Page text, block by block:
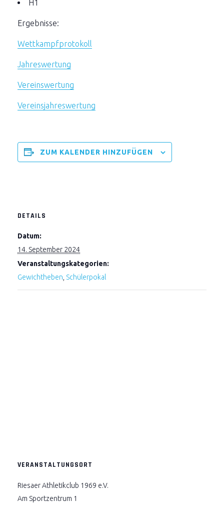
H1
Ergebnisse:
Wettkampfprotokoll
Jahreswertung
Vereinswertung
Vereinsjahreswertung
ZUM KALENDER HINZUFÜGEN
DETAILS
Datum:
14. September 2024
Veranstaltungskategorien:
Gewichtheben Schülerpokal
VERANSTALTUNGSORT
Riesaer Athletikclub 1969 e.V.
Am Sportzentrum 1